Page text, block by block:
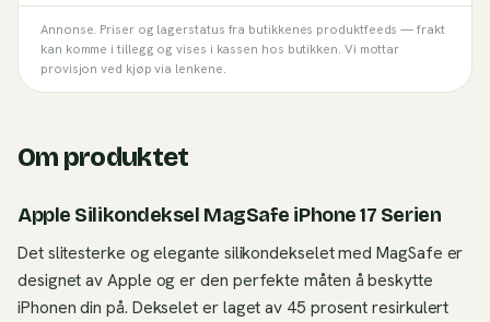
Annonse. Priser og lagerstatus fra butikkenes produktfeeds — frakt
kan komme i tillegg og vises i kassen hos butikken. Vi mottar
provisjon ved kjøp via lenkene.
Om produktet
Apple Silikondeksel MagSafe iPhone 17 Serien
Det slitesterke og elegante silikondekselet med MagSafe er
designet av Apple og er den perfekte måten å beskytte
iPhonen din på. Dekselet er laget av 45 prosent resirkulert